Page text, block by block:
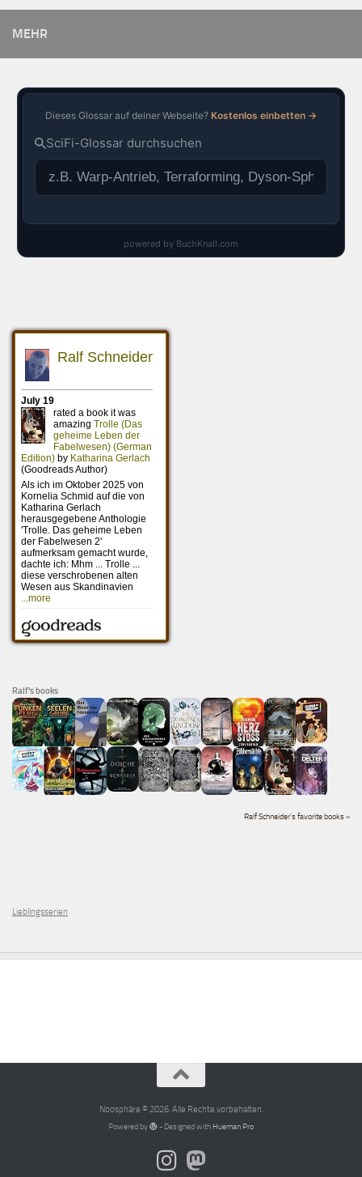
MEHR
Ralf's books
Ralf Schneider's favorite books »
Lieblingsserien
Noosphäre © 2026. Alle Rechte vorbehalten.
Powered by - Designed with Hueman Pro